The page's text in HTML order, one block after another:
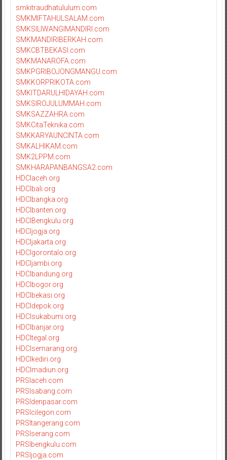
smkitraudhatululum.com
SMKMIFTAHULSALAM.com
SMKSILIWANGIMANDIRI.com
SMKMANDIRIBERKAH.com
SMKCBTBEKASI.com
SMKMANAROFA.com
SMKPGRIBOJONGMANGU.com
SMKKORPRIKOTA.com
SMKITDARULHIDAYAH.com
SMKSIROJULUMMAH.com
SMKSAZZAHRA.com
SMKCitaTeknika.com
SMKKARYAUNCINTA.com
SMKALHIKAM.com
SMK2LPPM.com
SMKHARAPANBANGSA2.com
HDCIaceh.org
HDCIbali.org
HDCIbangka.org
HDCIbanten.org
HDCIBengkulu.org
HDCIjogja.org
HDCIjakarta.org
HDCIgorontalo.org
HDCIjambi.org
HDCIbandung.org
HDCIbogor.org
HDCIbekasi.org
HDCIdepok.org
HDCIsukabumi.org
HDCIbanjar.org
HDCItegal.org
HDCIsemarang.org
HDCIkediri.org
HDCImadiun.org
PRSIaceh.com
PRSIsabang.com
PRSIdenpasar.com
PRSIcilegon.com
PRSItangerang.com
PRSIserang.com
PRSIbengkulu.com
PRSIjogja.com